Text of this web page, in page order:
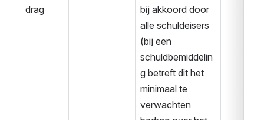
drag
bij akkoord door
alle schuldeisers
(bij een
schuldbemiddelin
g betreft dit het
minimaal te
verwachten